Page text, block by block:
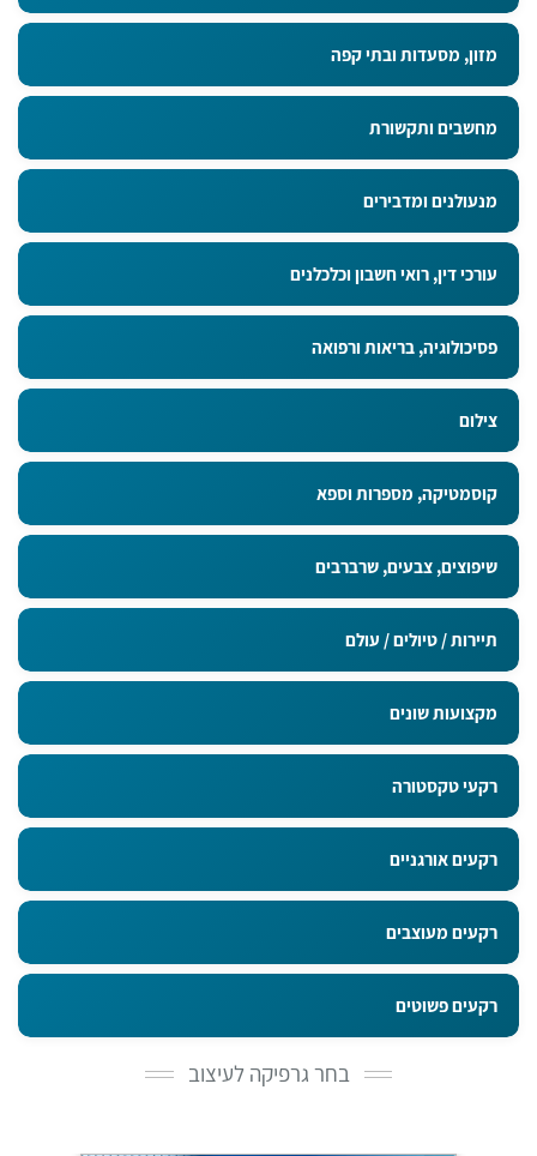
מזון, מסעדות ובתי קפה
מחשבים ותקשורת
מנעולנים ומדבירים
עורכי דין, רואי חשבון וכלכלנים
פסיכולוגיה, בריאות ורפואה
צילום
קוסמטיקה, מספרות וספא
שיפוצים, צבעים, שרברבים
תיירות / טיולים / עולם
מקצועות שונים
רקעי טקסטורה
רקעים אורגניים
רקעים מעוצבים
רקעים פשוטים
בחר גרפיקה לעיצוב